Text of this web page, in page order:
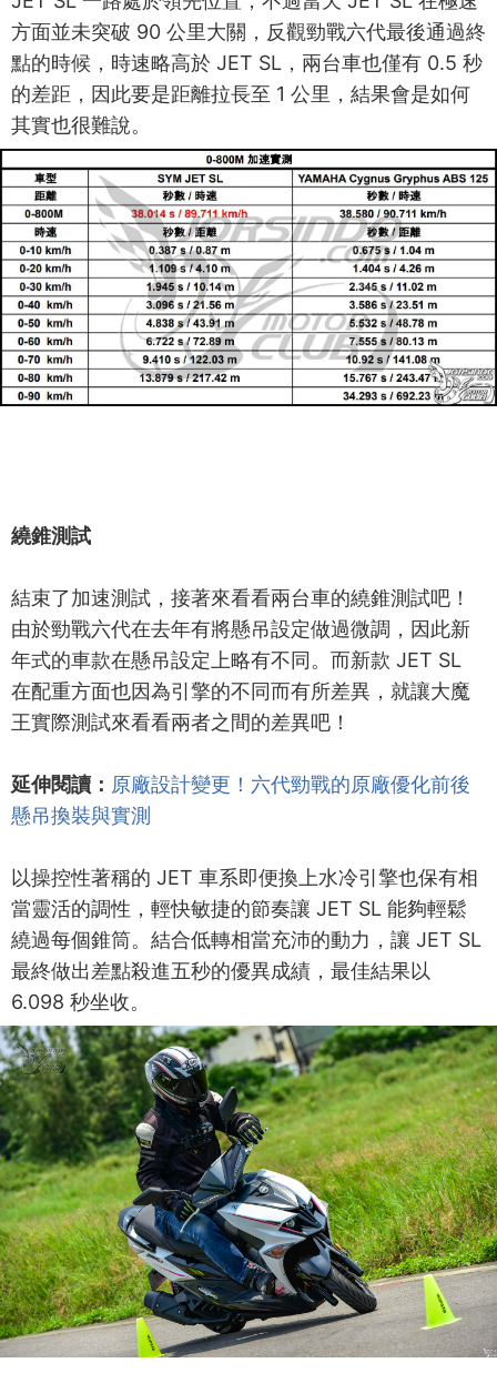
方面並未突破 90 公里大關，反觀勁戰六代最後通過終
點的時候，時速略高於 JET SL，兩台車也僅有 0.5 秒
的差距，因此要是距離拉長至 1 公里，結果會是如何
其實也很難說。
繞錐測試
結束了加速測試，接著來看看兩台車的繞錐測試吧！
由於勁戰六代在去年有將懸吊設定做過微調，因此新
年式的車款在懸吊設定上略有不同。而新款 JET SL
在配重方面也因為引擎的不同而有所差異，就讓大魔
王實際測試來看看兩者之間的差異吧！
延伸閱讀： 原廠設計變更！六代勁戰的原廠優化前後
懸吊換裝與實測
以操控性著稱的 JET 車系即便換上水冷引擎也保有相
當靈活的調性，輕快敏捷的節奏讓 JET SL 能夠輕鬆
繞過每個錐筒。結合低轉相當充沛的動力，讓 JET SL
最終做出差點殺進五秒的優異成績，最佳結果以
6.098 秒坐收。